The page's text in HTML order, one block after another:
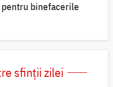
binefacerile
sfinții zilei